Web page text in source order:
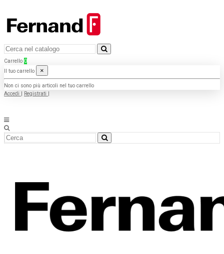
Carrello 0
Il tuo carrello
×
Non ci sono più articoli nel tuo carrello
Accedi
Registrati